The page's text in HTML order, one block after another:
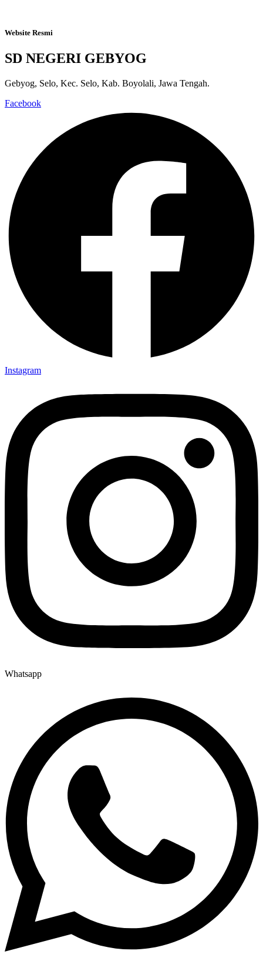
Website Resmi
SD NEGERI GEBYOG
Gebyog, Selo, Kec. Selo, Kab. Boyolali, Jawa Tengah.
Facebook
Instagram
Whatsapp